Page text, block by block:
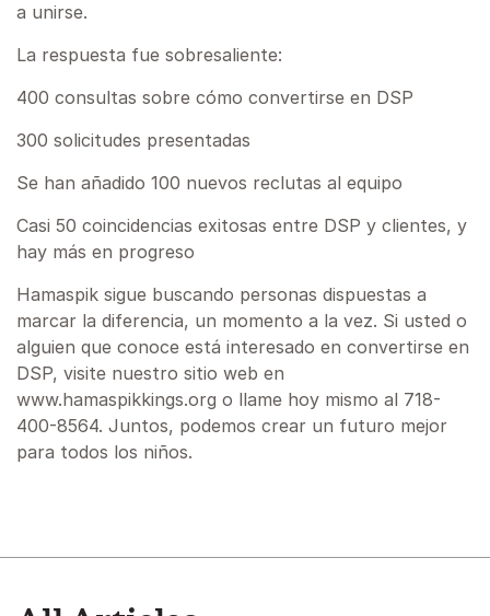
a unirse.
La respuesta fue sobresaliente:
400 consultas sobre cómo convertirse en DSP
300 solicitudes presentadas
Se han añadido 100 nuevos reclutas al equipo
Casi 50 coincidencias exitosas entre DSP y clientes, y
hay más en progreso
Hamaspik sigue buscando personas dispuestas a
marcar la diferencia, un momento a la vez. Si usted o
alguien que conoce está interesado en convertirse en
DSP, visite nuestro sitio web en
www.hamaspikkings.org o llame hoy mismo al 718-
400-8564. Juntos, podemos crear un futuro mejor
para todos los niños.